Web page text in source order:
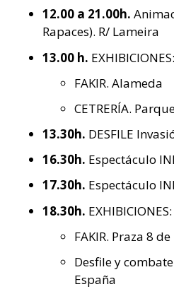
12.00 a 21.00h.
Rapaces). R/ Lameira
13.00 h. EXHIBICIONES:
FAKIR. Alameda
CETRERÍA.
13.30h. DESFILE
16.30h. Espectáculo
17.30h. Espectáculo
18.30h. EXHIBICIONES:
FAKIR. Praza 8
Desfile y
España